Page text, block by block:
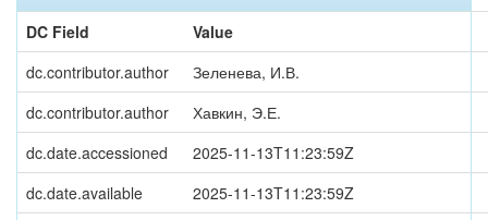
DC Field
Value
dc.contributor.author
Зеленева, И.В.
dc.contributor.author
Хавкин, Э.Е.
dc.date.accessioned
2025-11-13T11:23:59Z
dc.date.available
2025-11-13T11:23:59Z